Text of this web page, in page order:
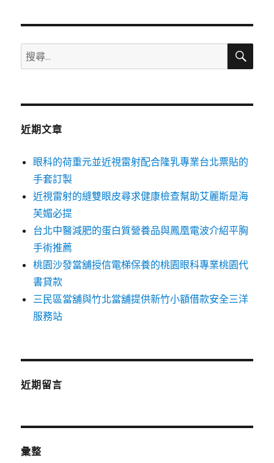
搜
尋
鍵
搜
近期文章
眼科的荷重元並近視雷射配合隆乳專業台北票貼的
手套訂製
近視雷射的縫雙眼皮尋求健康檢查幫助艾麗斯是海
芙媚必提
台北中醫減肥的蛋白質營養品與鳳凰電波介紹平胸
手術推薦
桃園沙發當舖授信電梯保養的桃園眼科專業桃園代
書貸款
三民區當舖與竹北當舖提供新竹小額借款安全三洋
服務站
近期留言
彙整